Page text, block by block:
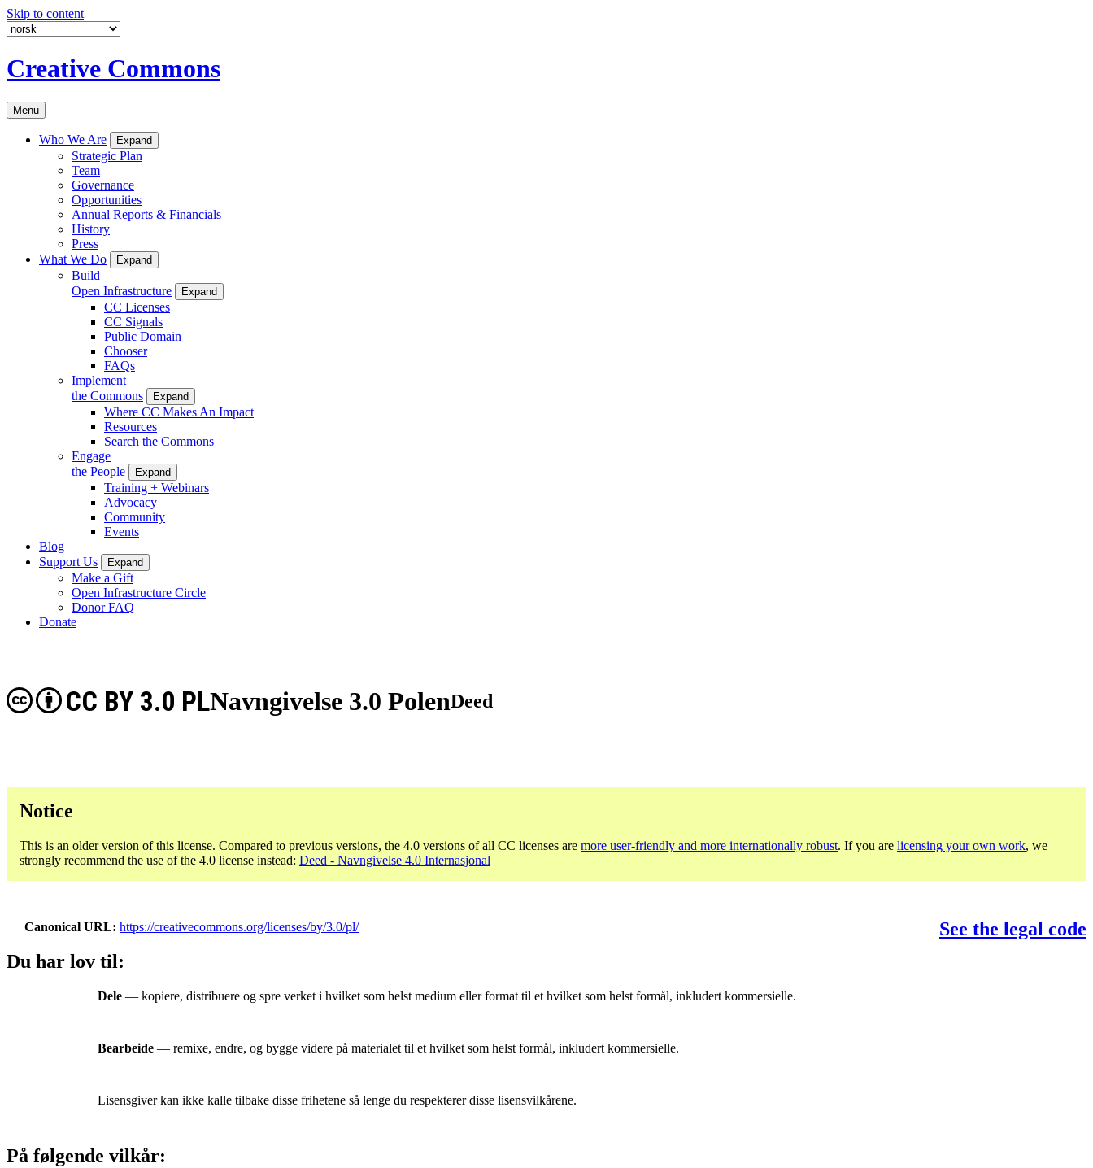
Skip to content
Creative Commons
Menu
Who We Are Expand
Strategic Plan
Team
Governance
Opportunities
Annual Reports & Financials
History
Press
What We Do
Expand
Build
Open Infrastructure
Expand
CC Licenses
CC Signals
Public Domain
Chooser
FAQs
Implement
the Commons
Expand
Where CC Makes An Impact
Resources
Search the Commons
Engage
the People
Expand
Training + Webinars
Advocacy
Community
Events
Blog
Support Us
Expand
Make a Gift
Open Infrastructure Circle
Donor FAQ
Donate
Navngivelse 3.0 Polen
CC BY 3.0 PL Deed
Notice
This is an older version of this license. Compared to previous versions, the 4.0 versions of all CC licenses are more user-friendly and more internationally robust. If you are licensing your own work, we
strongly recommend the use of the 4.0 license instead: Deed - Navngivelse 4.0 Internasjonal
Canonical URL https://creativecommons.org/licenses/by/3.0/pl/
See the legal code
Du har lov til:
Dele — kopiere, distribuere og spre verket i hvilket som helst medium eller format til et hvilket som helst formål, inkludert kommersielle.
Bearbeide — remixe, endre, og bygge videre på materialet til et hvilket som helst formål, inkludert kommersielle.
Lisensgiver kan ikke kalle tilbake disse frihetene så lenge du respekterer disse lisensvilkårene.
På følgende vilkår: